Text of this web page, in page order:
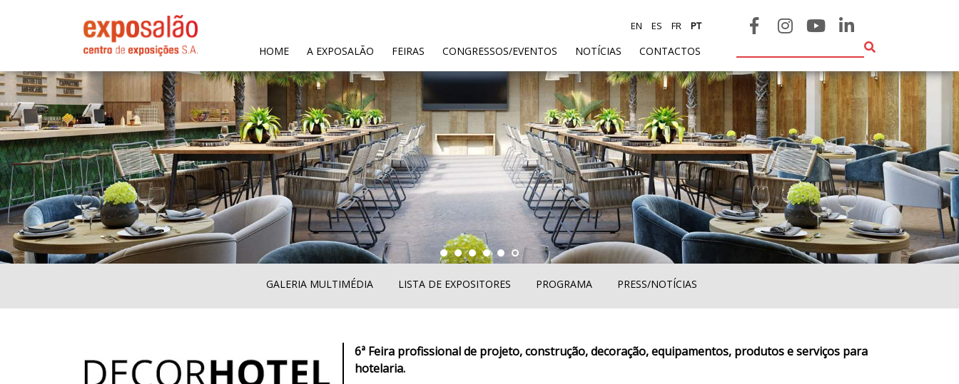
HOME(CURRENT)
A EXPOSALÃO FEIRAS CONGRESSOS/EVENTOS NOTÍCIAS CONTACTOS
EN ES FR PT
GALERIA MULTIMÉDIA LISTA DE EXPOSITORES PROGRAMA PRESS/NOTÍCIAS
6ª Feira profissional de projeto, construção, decoração, equipamentos, produtos e serviços para
hotelaria.